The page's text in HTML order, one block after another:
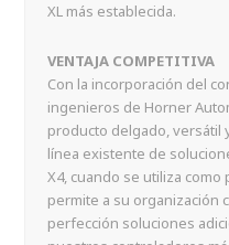
XL más establecida.
VENTAJA COMPETITIVA
Con la incorporación del
ingenieros de Horner
producto delgado, versátil
línea existente de
X4, cuando se utiliza
permite a su organización
perfección soluciones